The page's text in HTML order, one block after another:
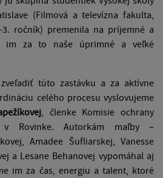
(Filmová a televízna fakulta,
ročník) premenila na príjemné a
im za to naše úprimné a veľké
túto zastávku a za aktívne
celého procesu vyslovujeme
, členke Komisie ochrany
v Rovinke. Autorkám maľby –
Amadee Šufliarskej, Vanesse
a Lesane Behanovej vypomáhal aj
im za čas, energiu a talent, ktoré